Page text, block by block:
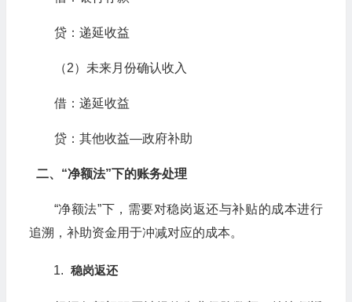
贷：递延收益
（2）未来月份确认收入
借：递延收益
贷：其他收益—政府补助
二、“净额法”下的账务处理
“净额法”下，需要对稳岗返还与补贴的成本进行
追溯，补助资金用于冲减对应的成本。
稳岗返还